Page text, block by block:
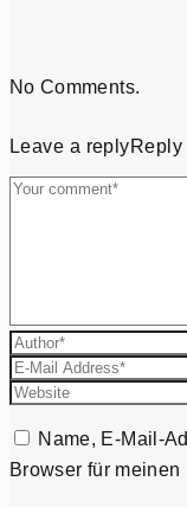
No Comments.
Leave a replyReply
Name, E-Mail-
Browser für